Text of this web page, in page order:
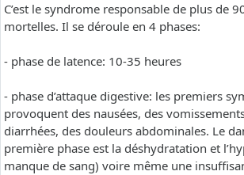
C’est le syndrome responsable de plus de
mortelles. Il se déroule en 4 phases:
- phase de latence: 10-35 heures
- phase d’attaque digestive: les premiers
provoquent des nausées, des
diarrhées, des douleurs abdominales. Le
première phase est la déshydratation et
manque de sang) voire même une